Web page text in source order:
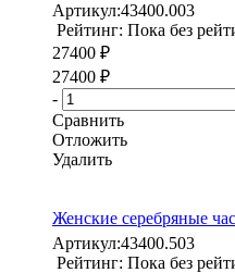
Артикул:43400.003
Рейтинг: Пока без
27400 ₽
27400 ₽
-
Сравнить
Отложить
Удалить
Женские серебряные
Артикул:43400.503
Рейтинг: Пока без